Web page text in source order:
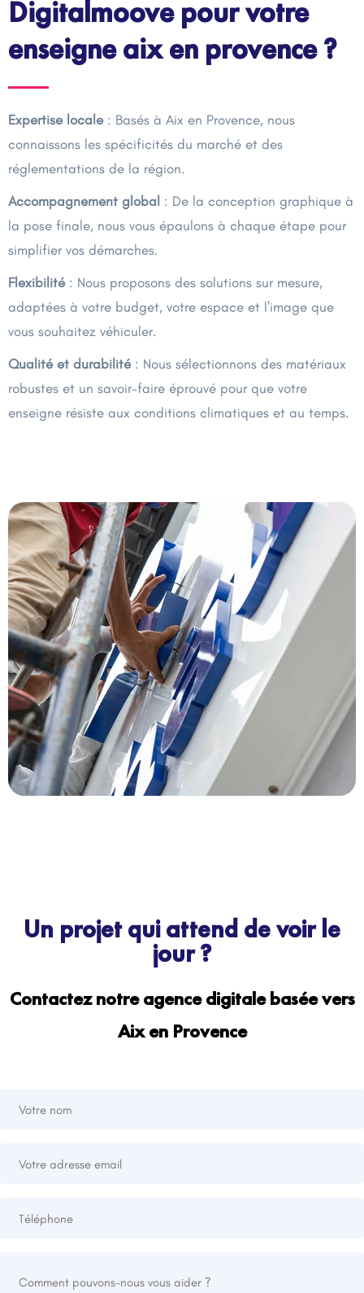
Digitalmoove pour votre
enseigne aix en provence ?
Expertise locale: Basés à Aix en Provence, nous
connaissons les spécificités du marché et des
réglementations de la région.
Accompagnement global : De la conception graphique à
la pose finale, nous vous épaulons à chaque étape pour
simplifier vos démarches.
Flexibilité: Nous proposons des solutions sur mesure,
adaptées à votre budget, votre espace et l’image que
vous souhaitez véhiculer.
Qualité et durabilité: Nous sélectionnons des matériaux
robustes et un savoir-faire éprouvé pour que votre
enseigne résiste aux conditions climatiques et au temps.
Un projet qui attend de voir le
jour ?
Contactez notre agence digitale basée vers
Aix en Provence